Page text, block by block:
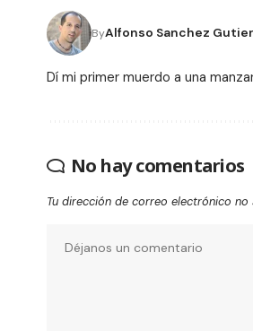
ByAlfonso Sanchez
Dí mi primer muerdo a una
No hay comentarios
Tu dirección de correo electrónico no